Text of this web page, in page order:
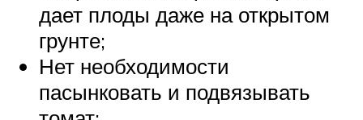
дает плоды даже на открытом
грунте;
Нет необходимости
пасынковать и подвязывать